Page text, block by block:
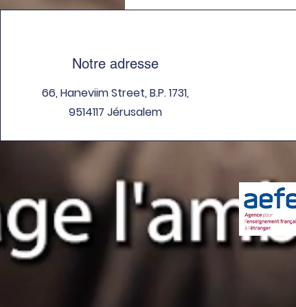
LFJ
Notre adresse
66, Haneviim Street, B.P. 1731,
9514117 Jérusalem